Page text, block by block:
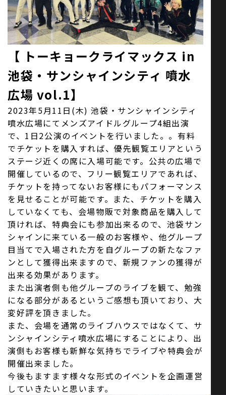
SNS
【 トーキョークライマックス in
池袋・サンシャインシティ 噴水
広場 vol.1】
2023年5月11日(木) 池袋・サンシャインシティ
噴水広場にてメンズアイドルグループ4組出演
で、1日2公演のイベントを行いました。。有料
でチケットを購入すれば、優先観覧エリアという
ステージ近くの席に入場可能です。公共の広場で
開催しているので、フリー観覧エリアであれば、
チケットを持ってないお客様にもパフォーマンス
を見せることが可能です。また、チケットを購入
していなくても、会場物販で対象商品を購入して
頂ければ、特典会にも参加出来るので、池袋サン
シャインに来ている一般のお客様や、他グループ
目当てで入場された方を自グループの新たなファ
ンとして獲得出来ますので、新規ファンの獲得が
出来る効果があります。
また出演者側も他グループのライブを観て、勉強
になる部分があるというご感想も頂いており、大
変好評を頂きました。
また、会場を通常のライブハウスではなくて、サ
ンシャインシティ噴水広場にすることにより、出
演側もお客様も新鮮な気持ちでライブや特典会が
開催出来ました。
今後もますます様々な形式のイベントを企画運営
していきたいと思います。